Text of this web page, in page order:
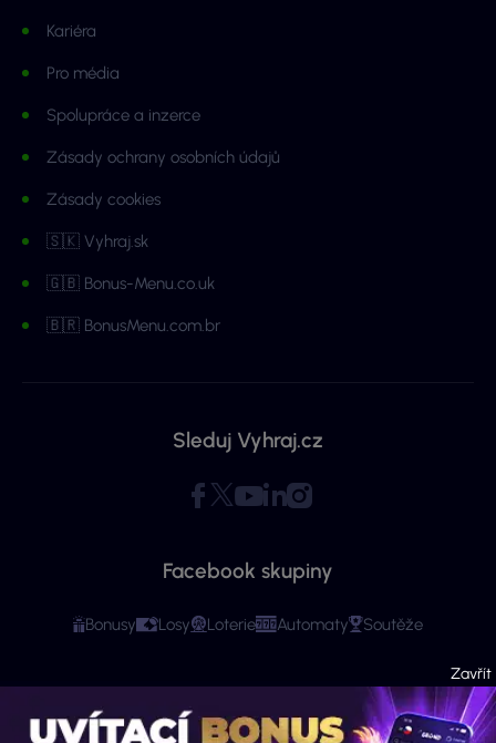
Kariéra
Pro média
Spolupráce a inzerce
Zásady ochrany osobních údajů
Zásady cookies
🇸🇰 Vyhraj.sk
🇬🇧 Bonus-Menu.co.uk
🇧🇷 BonusMenu.com.br
Sleduj Vyhraj.cz
Facebook skupiny
Bonusy Losy Loterie Automaty Soutěže
Copyright © 2026 - Všechna práva vyhrazena. Vyhraj.cz | Ministerstvo financí
varuje: Účastí na hazardní hře může vzniknout závislost! Stránky mají čistě